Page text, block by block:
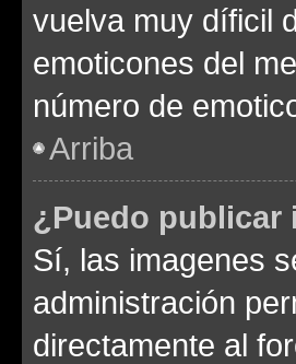
vuelva muy díficil
emoticones del
número de
Arriba
¿Puedo publicar
Sí, las imagenes
administración
directamente al